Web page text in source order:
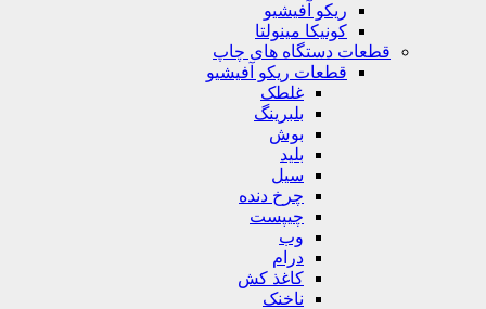
ریکو آفیشیو
کونیکا مینولتا
قطعات دستگاه های چاپ
قطعات ریکو آفیشیو
غلطک
بلبرینگ
بوش
بلید
سیل
چرخ دنده
چیپست
وب
درام
کاغذ کش
ناخنک